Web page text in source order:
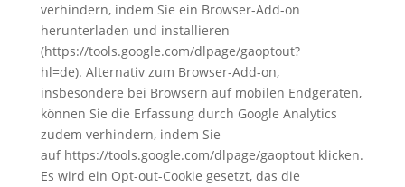
verhindern, indem Sie ein Browser-Add-on
herunterladen und installieren
(https://tools.google.com/dlpage/gaoptout?
hl=de). Alternativ zum Browser-Add-on,
insbesondere bei Browsern auf mobilen Endgeräten,
können Sie die Erfassung durch Google Analytics
zudem verhindern, indem Sie
auf https://tools.google.com/dlpage/gaoptout klicken.
Es wird ein Opt-out-Cookie gesetzt, das die